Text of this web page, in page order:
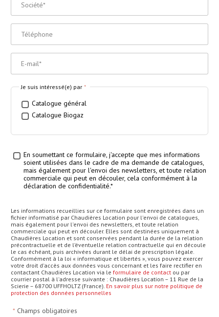
Je suis intéressé(e) par *
Catalogue général
Catalogue Biogaz
Traitement des données *
En soumettant ce formulaire, j'accepte que mes informations
soient utilisées dans le cadre de ma demande de catalogues,
mais également pour l'envoi des newsletters, et toute relation
commerciale qui peut en découler, cela conformément à la
déclaration de confidentialité.*
Les informations recueillies sur ce formulaire sont enregistrées dans un
fichier informatisé par Chaudières Location pour l'envoi de catalogues,
mais également pour l'envoi des newsletters, et toute relation
commerciale qui peut en découler. Elles sont destinées uniquement à
Chaudières Location et sont conservées pendant la durée de la relation
précontractuelle et de l’éventuelle relation contractuelle qui en découle
le cas échéant, puis archivées durant le délai de prescription légale.
Conformément à la loi « informatique et libertés », vous pouvez exercer
votre droit d'accès aux données vous concernant et les faire rectifier en
contactant Chaudières Location via le formulaire de contact ou par
courrier postal à l'adresse suivante : Chaudières Location – 11 Rue de la
Scierie – 68700 UFFHOLTZ (France). En savoir plus sur notre politique de
protection des données personnelles
* Champs obligatoires